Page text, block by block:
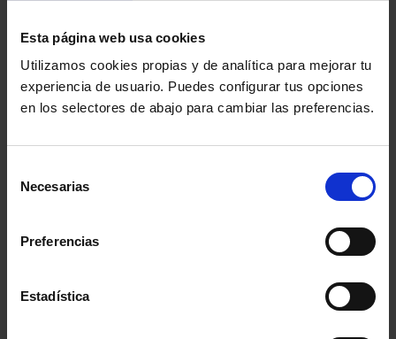
Esta página web usa cookies
Utilizamos cookies propias y de analítica para mejorar tu
experiencia de usuario. Puedes configurar tus opciones
en los selectores de abajo para cambiar las preferencias.
Necesarias
Preferencias
Estadística
ULTIMAS ENTRADAS
No se ha encontrado ningún resultado
Dir: Sidney Lumet, 1957 (EE.UU.)
Testigo de cargo